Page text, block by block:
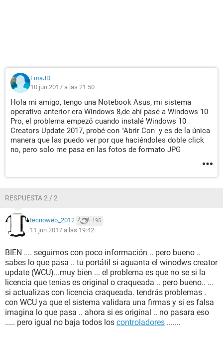
EmaJD
10 jun 2017 a las 21:50
Hola mi amigo, tengo una Notebook Asus, mi sistema
operativo anterior era Windows 8,de ahí pasé a Windows 10
Pro, el problema empezó cuando instalé Windows 10
Creators Update 2017, probé con "Abrir Con" y es de la única
manera que las puedo ver por que haciéndoles doble click
no, pero solo me pasa en las fotos de formato JPG
RESPUESTA 2 / 2
tecnoweb_2012 195
11 jun 2017 a las 19:42
BIEN .... seguimos con poco información .. pero bueno ..
sabes lo que pasa .. tu portátil si aguanta el winodws creator
update (WCU)...muy bien ... el problema es que no se si la
licencia que tenias es original o craqueada .. pero bueno.. ...
si actualizas con licencia craqueada. tendrás problemas .
con WCU ya que el sistema validara una firmas y si es falsa
imagina lo que pasa .. ahora si es original .. no pasara eso
..... pero igual no baja todos los controladores .......